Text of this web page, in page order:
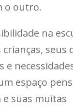
o outro.
na
crianças, seus
e
espaço
e suas muitas